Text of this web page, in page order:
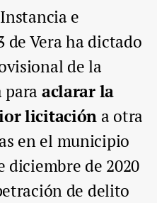
e
Vera ha dictado
de la
aclarar la
licitación a otra
en el municipio
diciembre de 2020
de delito